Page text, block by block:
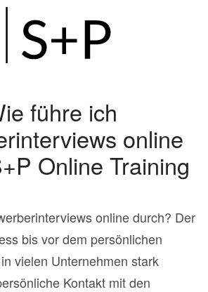
führe ich
online
Online Training
online durch? Der
bis vor dem persönlichen
vielen Unternehmen stark
Kontakt mit den